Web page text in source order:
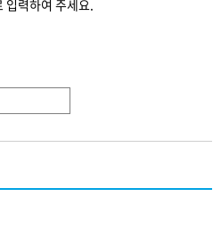
력하여 주세요.